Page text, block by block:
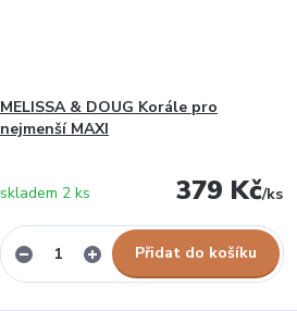
MELISSA & DOUG Korále pro
nejmenší MAXI
379 Kč/ks
skladem 2 ks
Přidat do košíku